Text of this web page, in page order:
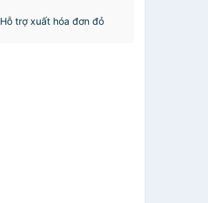
Hỗ trợ xuất hóa đơn đỏ